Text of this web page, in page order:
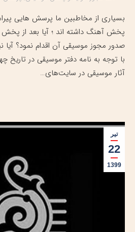
بسیاری از مخاطبین ما پرسش هایی
پخش آهنگ داشته اند ؛ آیا بعد از
صدور مجوز موسیقی آن اقدام نمود؟ آیا
آثار موسیقی در سایت‌های…
تیر
22
1399